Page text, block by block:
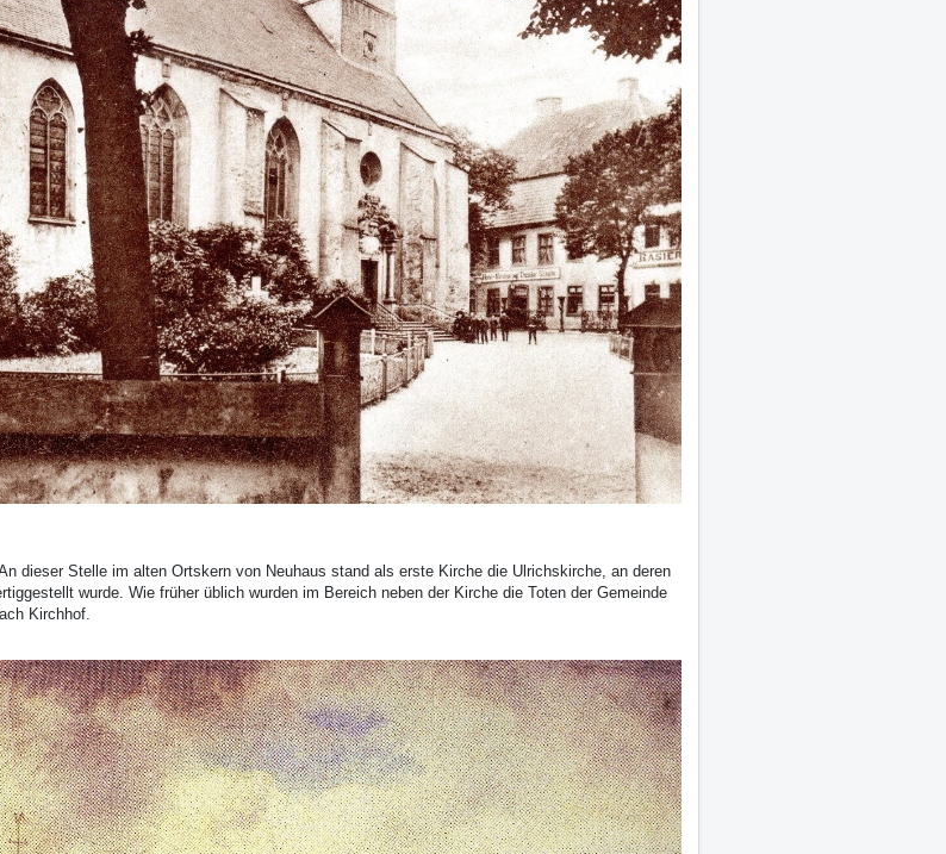
dieser Stelle im alten Ortskern von Neuhaus stand als erste Kirche die Ulrichskirche, an deren
wurde. Wie früher üblich wurden im Bereich neben der Kirche die Toten der Gemeinde
Kirchhof.